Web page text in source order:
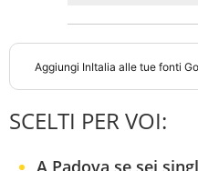
Aggiungi InItalia alle tue fonti
SCELTI PER VOI:
A Padova se sei